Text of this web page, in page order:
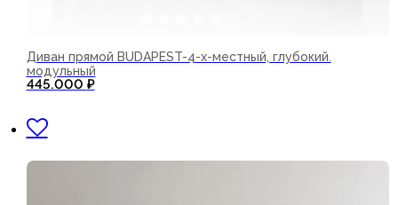
Диван прямой BUDAPEST-4-х-местный, глубокий.
модульный
445.000 ₽